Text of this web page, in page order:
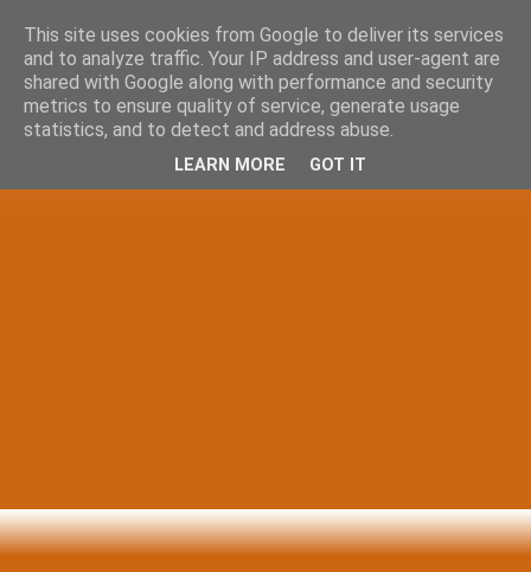
This site uses cookies from Google to deliver its services
and to analyze traffic. Your IP address and user-agent are
shared with Google along with performance and security
metrics to ensure quality of service, generate usage
statistics, and to detect and address abuse.
LEARN MORE GOT IT